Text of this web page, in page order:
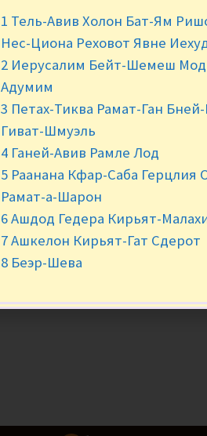
1 Тель-Авив Холон Бат-Ям
Нес-Циона Реховот Явне
2 Иерусалим Бейт-Шемеш
Адумим
3 Петах-Тиква Рамат-Ган
Гиват-Шмуэль
4 Ганей-Авив Рамле Лод
5 Раанана Кфар-Саба Герцлия
Рамат-а-Шарон
6 Ашдод Гедера Кирьят-
7 Ашкелон Кирьят-Гат Сдерот
8 Беэр-Шева